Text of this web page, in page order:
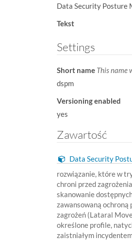
Data Security Posture
Tekst
Settings
Short name This name
dspm
Versioning enabled
yes
Zawartość
Data Security
rozwiązanie, które w
chroni przed
skanowanie
zawansowaną
zagrożeń (Lataral
określone profile,
zaistniałym